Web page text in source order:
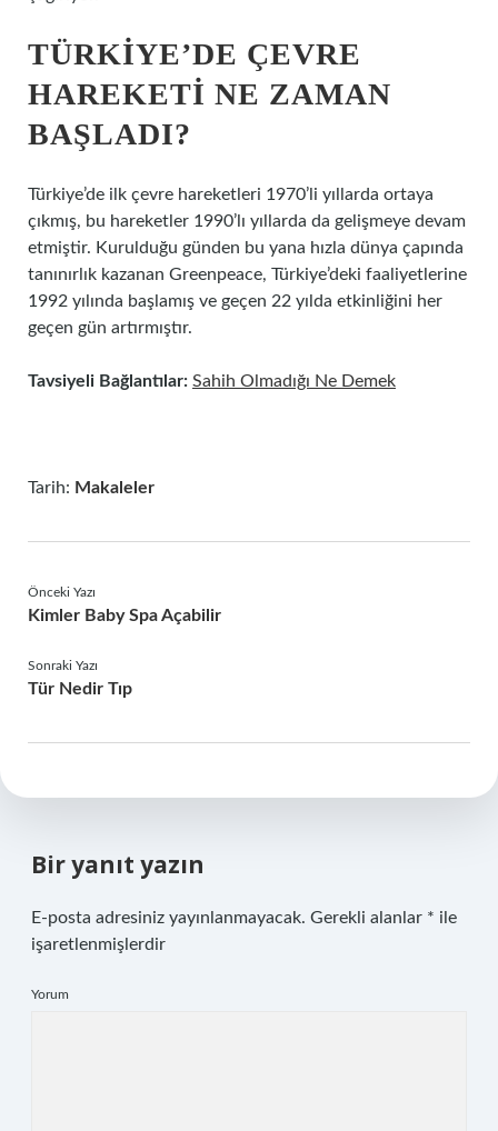
TÜRKIYE’DE ÇEVRE
HAREKETI NE ZAMAN
BAŞLADI?
Türkiye’de ilk çevre hareketleri 1970’li yıllarda ortaya
çıkmış, bu hareketler 1990’lı yıllarda da gelişmeye devam
etmiştir. Kurulduğu günden bu yana hızla dünya çapında
tanınırlık kazanan Greenpeace, Türkiye’deki faaliyetlerine
1992 yılında başlamış ve geçen 22 yılda etkinliğini her
geçen gün artırmıştır.
Tavsiyeli Bağlantılar: Sahih Olmadığı Ne Demek
Tarih: Makaleler
Önceki Yazı
Kimler Baby Spa Açabilir
Sonraki Yazı
Tür Nedir Tıp
Bir yanıt yazın
E-posta adresiniz yayınlanmayacak. Gerekli alanlar * ile
işaretlenmişlerdir
Yorum